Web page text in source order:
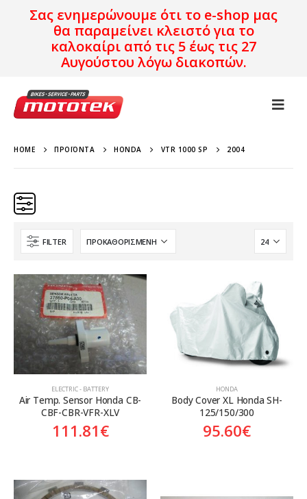
Σας ενημερώνουμε ότι το e-shop μας
θα παραμείνει κλειστό για το
καλοκαίρι από τις 5 έως τις 27
Αυγούστου λόγω διακοπών.
HOME ΠΡΟΪΌΝΤΑ HONDA VTR 1000 SP 2004
Κατηγορίες
Προϊόν Προέλευση
Aftermarket Aftermarket
Genuine
Γνήσιο
FILTER
ELECTRIC - BATTERY
Air Temp. Sensor Honda CB-
CBF-CBR-VFR-XLV
111.81€
HONDA
Body Cover XL Honda SH-
125/150/300
95.60€